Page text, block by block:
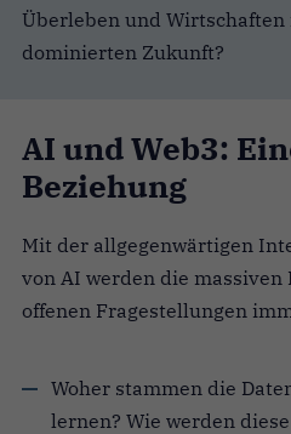
Überleben und Wirtschaften
dominierten Zukunft?
AI und Web3:
Beziehung
Mit der allgegenwärtigen
von AI werden die
offenen Fragestellungen
Woher stammen die
lernen? Wie werden